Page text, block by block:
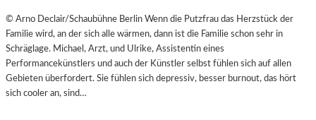
© Arno Declair/Schaubühne Berlin Wenn die Putzfrau das Herzstück der
Familie wird, an der sich alle wärmen, dann ist die Familie schon sehr in
Schräglage. Michael, Arzt, und Ulrike, Assistentin eines
Performancekünstlers und auch der Künstler selbst fühlen sich auf allen
Gebieten überfordert. Sie fühlen sich depressiv, besser burnout, das hört
sich cooler an, sind…